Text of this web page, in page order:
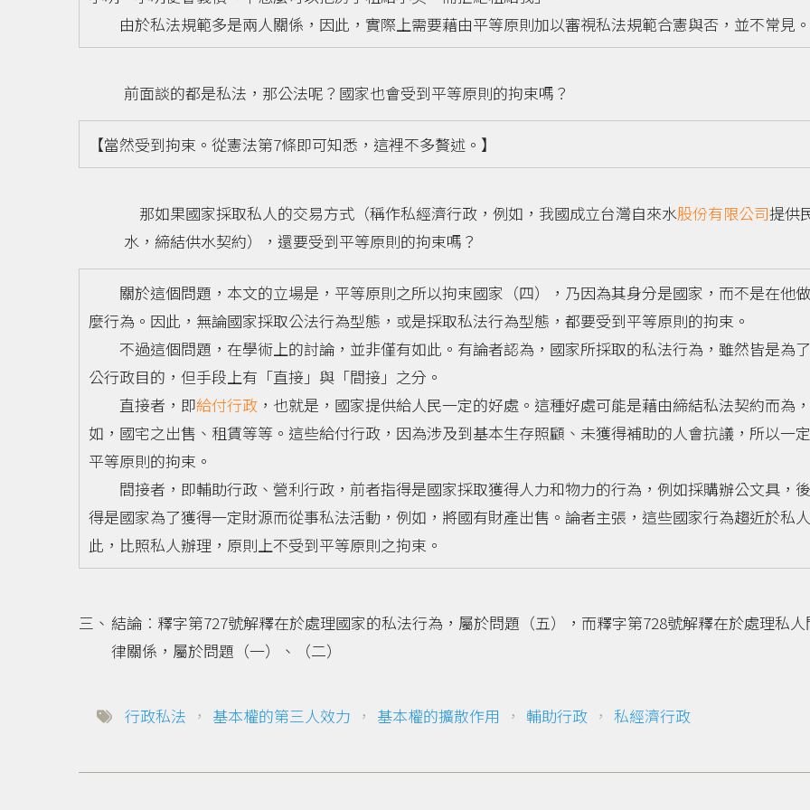
由於私法規範多是兩人關係，因此，實際上需要藉由平等原則加以審視私法規範合憲與否，並不常見。
前面談的都是私法，那公法呢？國家也會受到平等原則的拘束嗎？
【當然受到拘束。從憲法第7條即可知悉，這裡不多贅述。】
那如果國家採取私人的交易方式（稱作私經濟行政，例如，我國成立台灣自來水股份有限公司提供
水，締結供水契約），還要受到平等原則的拘束嗎？
關於這個問題，本文的立場是，平等原則之所以拘束國家（四），乃因為其身分是國家，而不是在他
麼行為。因此，無論國家採取公法行為型態，或是採取私法行為型態，都要受到平等原則的拘束。
不過這個問題，在學術上的討論，並非僅有如此。有論者認為，國家所採取的私法行為，雖然皆是為
公行政目的，但手段上有「直接」與「間接」之分。
直接者，即給付行政 ，也就是，國家提供給人民一定的好處。這種好處可能是藉由締結私法契約而為
如，國宅之出售、租賃等等。這些給付行政，因為涉及到基本生存照顧、未獲得補助的人會抗議，所以一
平等原則的拘束。
間接者，即輔助行政、營利行政，前者指得是國家採取獲得人力和物力的行為，例如採購辦公文具，
得是國家為了獲得一定財源而從事私法活動，例如，將國有財產出售。論者主張，這些國家行為趨近於私
此，比照私人辦理，原則上不受到平等原則之拘束。
結論︰釋字第727號解釋在於處理國家的私法行為，屬於問題（五），而釋字第728號解釋在於處理私人
律關係，屬於問題（一）、（二）
行政私法 ， 基本權的第三人效力 ， 基本權的擴散作用 ， 輔助行政 ， 私經濟行政